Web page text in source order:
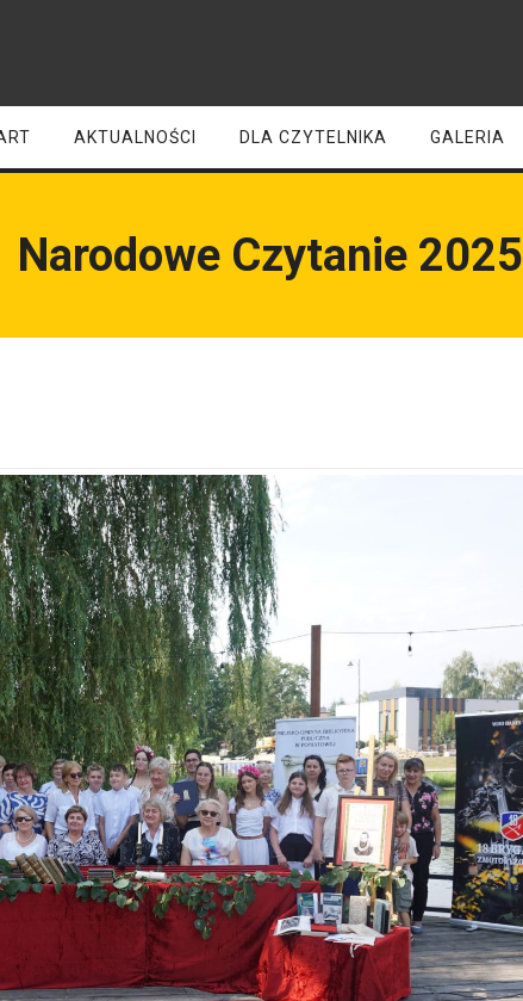
AKTUALNOŚCI DLA CZYTELNIKA GALERIA
Narodowe Czytanie 2025